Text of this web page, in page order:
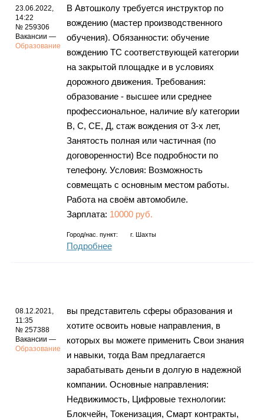
Гороскоп
Карты
23.06.2022,
14:22
№ 259306
Вакансии —
Образование
В Автошколу требуется инструктор по
вождению (мастер производственного
обучения). Обязанности: обучение
вождению ТС соответствующей категории
на закрытой площадке и в условиях
дорожного движения. Требования:
образование - высшее или среднее
профессиональное, наличие в/у категории
В, С, СЕ, Д, стаж вождения от 3-х лет,
Занятость полная или частичная (по
договоренности) Все подробности по
телефону. Условия: Возможность
совмещать с основным местом работы.
Работа на своём автомобиле.
Зарплата: 10000 руб.
Город/нас. пункт: г. Шахты
Подробнее
08.12.2021,
11:35
№ 257388
Вакансии —
Образование
вы представитель сферы образования и
хотите освоить новые направления, в
которых вы можете применить Свои знания
и навыки, тогда Вам предлагается
зарабатывать деньги в долгую в надежной
компании. Основные направления:
Недвижимость, Цифровые технологии:
Блокчейн, Токенизация, Смарт контракты,